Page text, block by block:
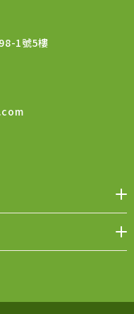
1號5樓